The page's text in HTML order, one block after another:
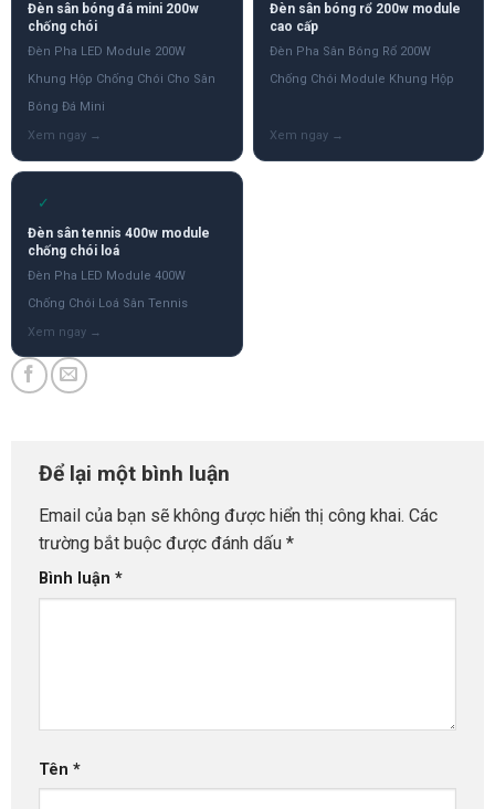
Đèn sân bóng đá mini 200w
chống chói
Đèn Pha LED Module 200W
Khung Hộp Chống Chói Cho Sân
Bóng Đá Mini
Đèn sân bóng rổ 200w module
cao cấp
Đèn Pha Sân Bóng Rổ 200W
Chống Chói Module Khung Hộp
✓
Đèn sân tennis 400w module
chống chói loá
Đèn Pha LED Module 400W
Chống Chói Loá Sân Tennis
Để lại một bình luận
Email của bạn sẽ không được hiển thị công khai. Các
trường bắt buộc được đánh dấu *
Bình luận *
Tên *